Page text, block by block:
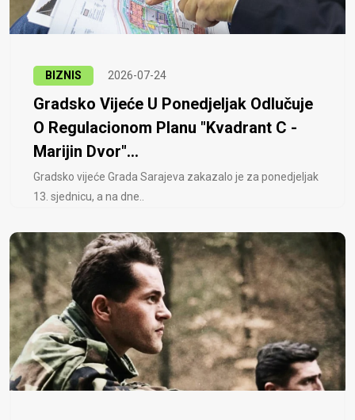
BIZNIS 2026-07-24
Gradsko Vijeće U Ponedjeljak Odlučuje
O Regulacionom Planu "Kvadrant C -
Marijin Dvor"...
Gradsko vijeće Grada Sarajeva zakazalo je za ponedjeljak
13. sjednicu, a na dne..